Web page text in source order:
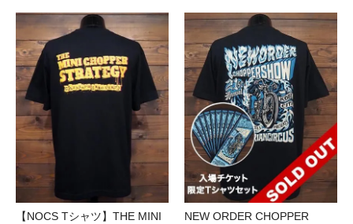
【NOCS Tシャツ】THE MINI
NEW ORDER CHOPPER